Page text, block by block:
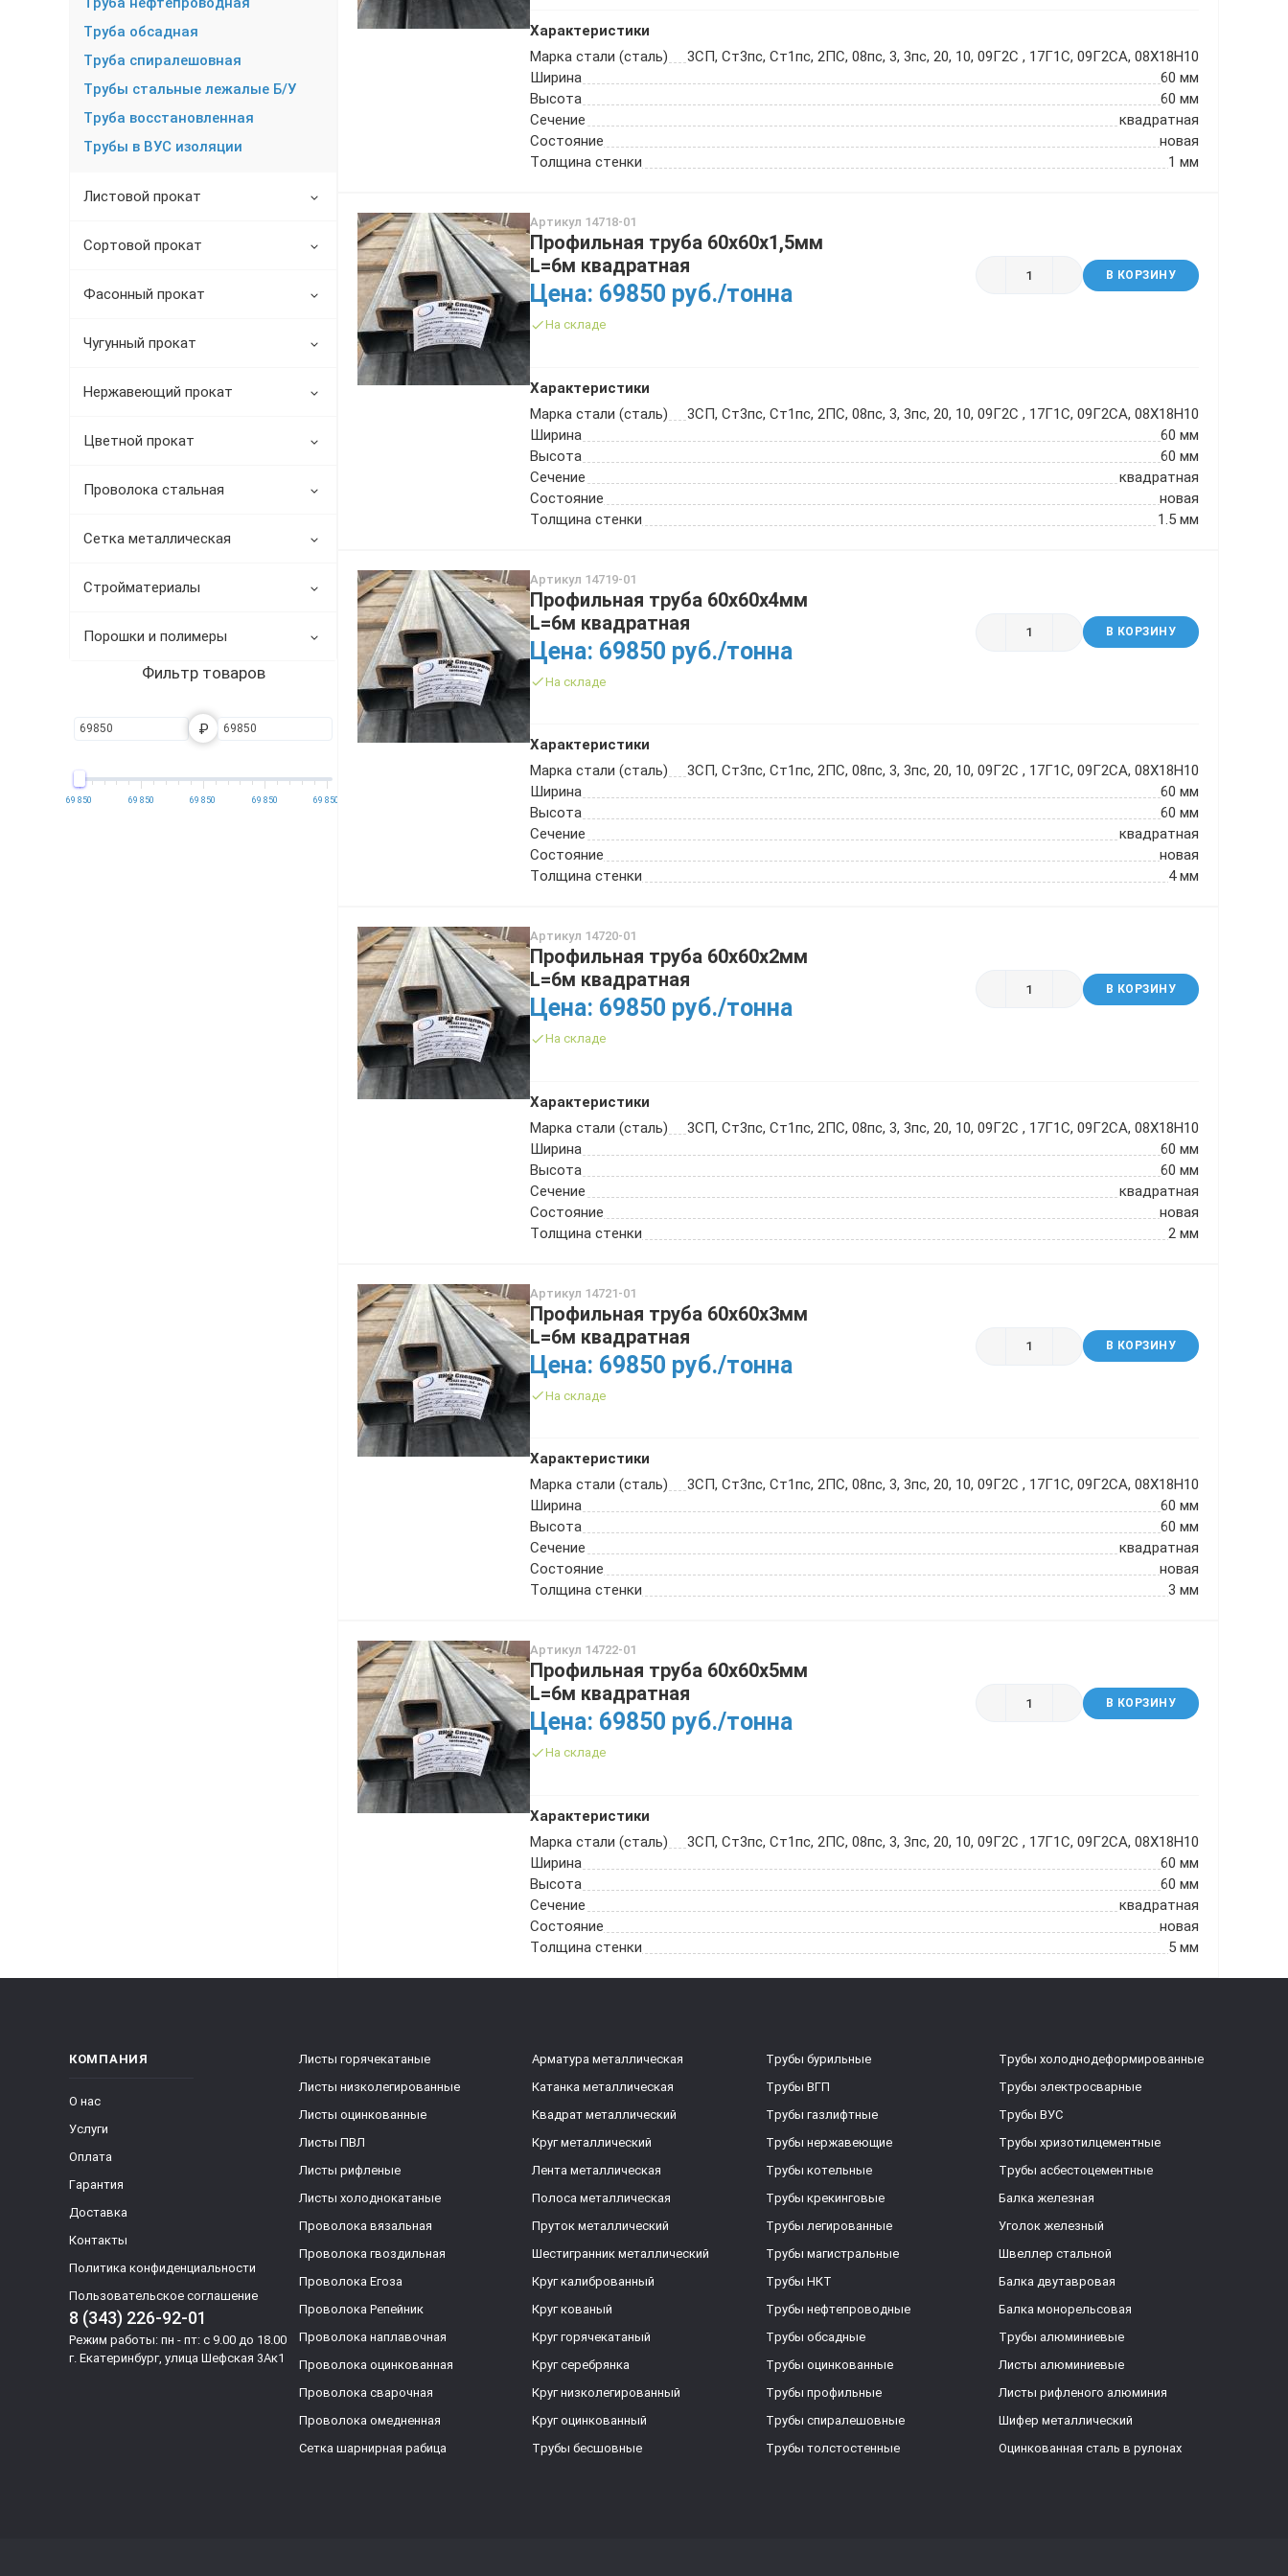
Труба обсадная
Труба спиралешовная
Трубы стальные лежалые Б/У
Труба восстановленная
Трубы в ВУС изоляции
Листовой прокат
Сортовой прокат
Фасонный прокат
Чугунный прокат
Нержавеющий прокат
Цветной прокат
Проволока стальная
Сетка металлическая
Стройматериалы
Порошки и полимеры
Фильтр товаров
₽
69 850 69 850 69 850 69 850 69 850
Характеристики
Марка стали (сталь)
3СП, Ст3пс, Ст1пс, 2ПС, 08пс, 3, 3пс, 20, 10, 09Г2С , 17Г1С, 09Г2СА, 08Х18Н10
Ширина
60 мм
Высота
60 мм
Сечение
квадратная
Состояние
новая
Толщина стенки
1 мм
Артикул 14718-01
Профильная труба 60х60х1,5мм
L=6м квадратная
Цена: 69850 руб./тонна
На складе
В КОРЗИНУ
Характеристики
Марка стали (сталь)
3СП, Ст3пс, Ст1пс, 2ПС, 08пс, 3, 3пс, 20, 10, 09Г2С , 17Г1С, 09Г2СА, 08Х18Н10
Ширина
60 мм
Высота
60 мм
Сечение
квадратная
Состояние
новая
Толщина стенки
1.5 мм
Артикул 14719-01
Профильная труба 60х60х4мм
L=6м квадратная
Цена: 69850 руб./тонна
На складе
В КОРЗИНУ
Характеристики
Марка стали (сталь)
3СП, Ст3пс, Ст1пс, 2ПС, 08пс, 3, 3пс, 20, 10, 09Г2С , 17Г1С, 09Г2СА, 08Х18Н10
Ширина
60 мм
Высота
60 мм
Сечение
квадратная
Состояние
новая
Толщина стенки
4 мм
Артикул 14720-01
Профильная труба 60х60х2мм
L=6м квадратная
Цена: 69850 руб./тонна
На складе
В КОРЗИНУ
Характеристики
Марка стали (сталь)
3СП, Ст3пс, Ст1пс, 2ПС, 08пс, 3, 3пс, 20, 10, 09Г2С , 17Г1С, 09Г2СА, 08Х18Н10
Ширина
60 мм
Высота
60 мм
Сечение
квадратная
Состояние
новая
Толщина стенки
2 мм
Артикул 14721-01
Профильная труба 60х60х3мм
L=6м квадратная
Цена: 69850 руб./тонна
На складе
В КОРЗИНУ
Характеристики
Марка стали (сталь)
3СП, Ст3пс, Ст1пс, 2ПС, 08пс, 3, 3пс, 20, 10, 09Г2С , 17Г1С, 09Г2СА, 08Х18Н10
Ширина
60 мм
Высота
60 мм
Сечение
квадратная
Состояние
новая
Толщина стенки
3 мм
Артикул 14722-01
Профильная труба 60х60х5мм
L=6м квадратная
Цена: 69850 руб./тонна
На складе
В КОРЗИНУ
Характеристики
Марка стали (сталь)
3СП, Ст3пс, Ст1пс, 2ПС, 08пс, 3, 3пс, 20, 10, 09Г2С , 17Г1С, 09Г2СА, 08Х18Н10
Ширина
60 мм
Высота
60 мм
Сечение
квадратная
Состояние
новая
Толщина стенки
5 мм
КОМПАНИЯ
О нас
Услуги
Оплата
Гарантия
Доставка
Контакты
Политика конфиденциальности
Пользовательское соглашение
8 (343) 226-92-01
Режим работы: пн - пт: с 9.00 до 18.00
г. Екатеринбург, улица Шефская 3Ак1
Листы горячекатаные
Листы низколегированные
Листы оцинкованные
Листы ПВЛ
Листы рифленые
Листы холоднокатаные
Проволока вязальная
Проволока гвоздильная
Проволока Егоза
Проволока Репейник
Проволока наплавочная
Проволока оцинкованная
Проволока сварочная
Проволока омедненная
Сетка шарнирная рабица
Арматура металлическая
Катанка металлическая
Квадрат металлический
Круг металлический
Лента металлическая
Полоса металлическая
Пруток металлический
Шестигранник металлический
Круг калиброванный
Круг кованый
Круг горячекатаный
Круг серебрянка
Круг низколегированный
Круг оцинкованный
Трубы бесшовные
Трубы бурильные
Трубы ВГП
Трубы газлифтные
Трубы нержавеющие
Трубы котельные
Трубы крекинговые
Трубы легированные
Трубы магистральные
Трубы НКТ
Трубы нефтепроводные
Трубы обсадные
Трубы оцинкованные
Трубы профильные
Трубы спиралешовные
Трубы толстостенные
Трубы холоднодеформированные
Трубы электросварные
Трубы ВУС
Трубы хризотилцементные
Трубы асбестоцементные
Балка железная
Уголок железный
Швеллер стальной
Балка двутавровая
Балка монорельсовая
Трубы алюминиевые
Листы алюминиевые
Листы рифленого алюминия
Шифер металлический
Оцинкованная сталь в рулонах
Трубы в ВУС изоляции